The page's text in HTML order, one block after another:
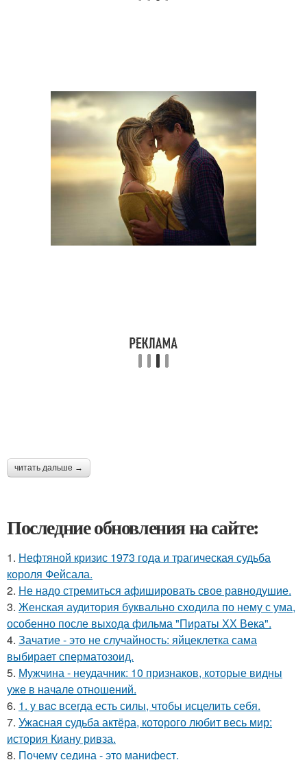
читать дальше →
Последние обновления на сайте:
1. Нефтяной кризис 1973 года и трагическая судьба
короля Фейсала.
2. Hе надо стремиться афишировать свое равнодушие.
3. Женская аудитория буквально сходила по нему с ума,
особенно после выхода фильма "Пираты ХХ Века".
4. Зачатие - это не случайность: яйцеклетка сама
выбирает сперматозоид.
5. Мужчина - неудачник: 10 признаков, которые видны
уже в начале отношений.
6. 1. у вac всегда есть силы, чтобы исцелить себя.
7. Ужасная судьба актёра, которого любит весь мир:
история Киану ривза.
8. Почему седина - это манифест.